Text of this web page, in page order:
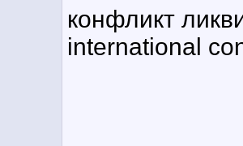
конфликт
international